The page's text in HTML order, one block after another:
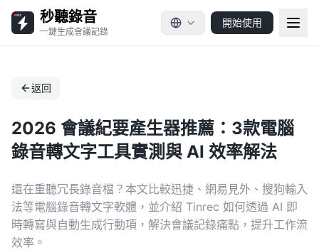
秒聽錄音
一鍵生成會議記錄
開始使用
返回
2026 會議紀要產生器推薦：3款電腦
錄音轉文字工具實測與 AI 效率解法
還在重聽冗長錄音檔？本文比較迅捷、網易見外、搜狗輸入
法等電腦錄音轉文字軟體，並介紹 Tinrec 如何透過 AI 即
時轉寫與自動生成行動項，解決會議記錄痛點，提升工作流
效率。